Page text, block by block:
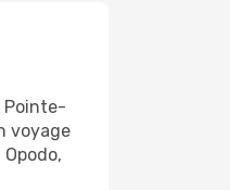
Pointe-
voyage